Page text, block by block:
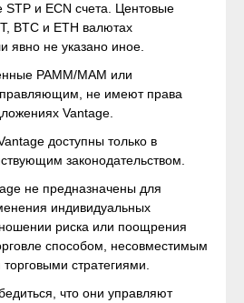
STP и ECN счета. Центовые
BTC и ETH валютах
явно не указано иное.
PAMM/MAM или
не имеют права
Vantage.
доступны только в
законодательством.
не предназначены для
индивидуальных
риска или поощрения
способом, несовместимым
стратегиями.
что они управляют